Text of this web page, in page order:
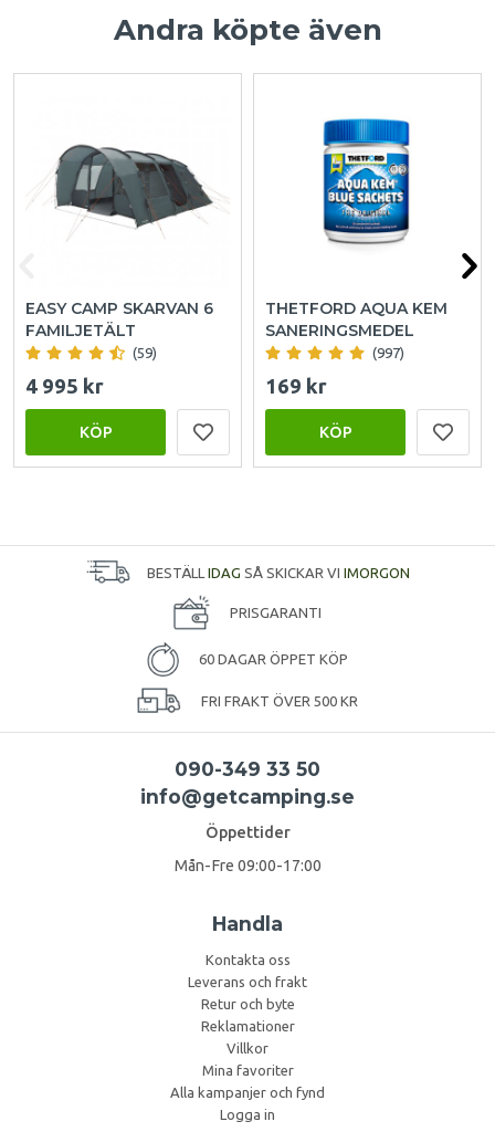
Andra köpte även
EASY CAMP SKARVAN 6
FAMILJETÄLT
(59)
4 995 kr
KÖP
THETFORD AQUA KEM
SANERINGSMEDEL
(997)
169 kr
KÖP
BESTÄLL IDAG SÅ SKICKAR VI IMORGON
PRISGARANTI
60 DAGAR ÖPPET KÖP
FRI FRAKT ÖVER 500 KR
090-349 33 50
info@getcamping.se
Öppettider
Mån-Fre 09:00-17:00
Handla
Kontakta oss
Leverans och frakt
Retur och byte
Reklamationer
Villkor
Mina favoriter
Alla kampanjer och fynd
Logga in